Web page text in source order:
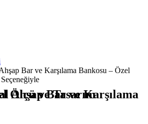
Bar ve Karşılama Bankosu – Özel